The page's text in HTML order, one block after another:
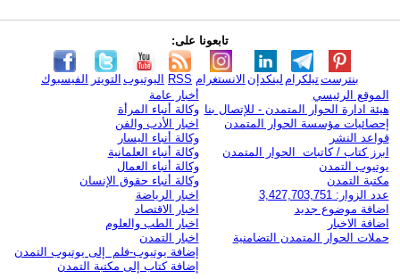
تابعونا على:
الفيسبوك التويتر اليوتيوب RSS الانستغرام لينكدإن تيلكرامبنترست
الموقع الرئيسي
هيئة ادارة الحوار المتمدن - للإتصال بنا
إحصائيات مؤسسة الحوار المتمدن
قواعد النشر
ابرز كتاب / كاتبات الحوار المتمدن
يوتيوب التمدن
مكتبة التمدن
عدد الزوار: 3,427,703,751
اضافة موضوع جديد
اضافة الاخبار
حملات الحوار المتمدن التضامنية
أخبار عامة
وكالة أنباء المرأة
اخبار الأدب والفن
وكالة أنباء اليسار
وكالة أنباء العلمانية
وكالة أنباء العمال
وكالة أنباء حقوق الإنسان
اخبار الرياضة
اخبار الاقتصاد
اخبار الطب والعلوم
اخبار التمدن
إضافة يوتيوب-فلم إلى يوتيوب التمدن
إضافة كتاب إلى مكتبة التمدن